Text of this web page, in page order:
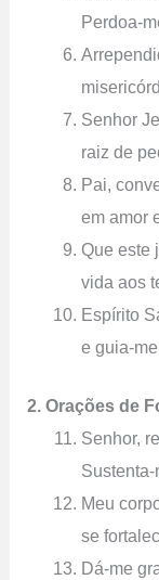
Perdoa-
Senhor
raiz de
Pai,
em amor
Que este
vida aos
Espírito
e guia-
2. Orações de
Senhor,
Meu
se
Dá-me